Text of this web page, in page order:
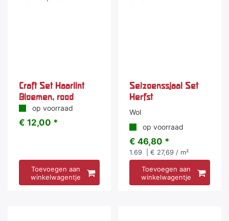
Craft Set Haarlint
Bloemen, rood
op voorraad
€ 12,00 *
Toevoegen aan
winkelwagentje
Seizoenssjaal Set
Herfst
Wol
op voorraad
€ 46,80 *
1.69 | € 27,69 / m²
Toevoegen aan
winkelwagentje